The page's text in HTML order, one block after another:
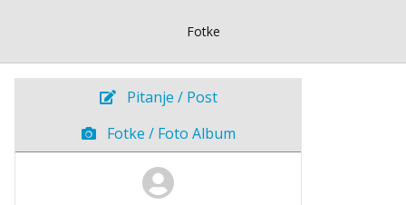
Fotke
Pitanje / Post
Fotke / Foto Album